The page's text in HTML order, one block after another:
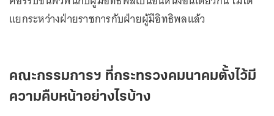
แยกระหว่างฝ่ายราชการกับฝ่ายผู้มีอิทธิพลแล้ว
คณะกรรมการฯ ที่กระทรวงคมนาคมตั้งไว้มี
ความคืบหน้าอย่างไรบ้าง